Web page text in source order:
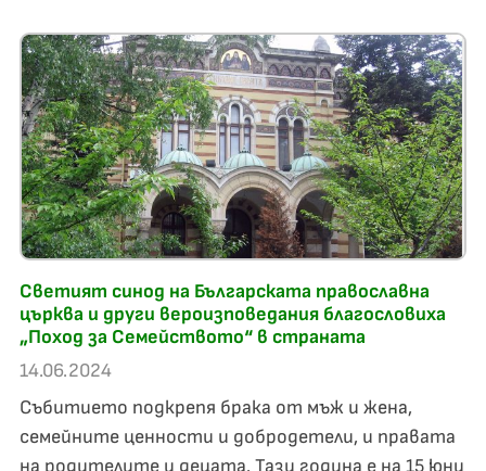
Светият синод на Българската православна
църква и други вероизповедания благословиха
„Поход за Семейството“ в страната
14.06.2024
Събитието подкрепя брака от мъж и жена,
семейните ценности и добродетели, и правата
на родителите и децата. Тази година е на 15 юни